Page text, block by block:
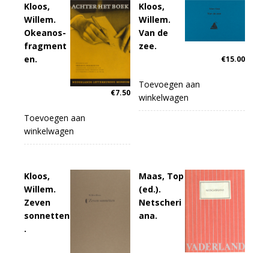
Kloos,
Willem.
Okeanos-
fragment
en.
€7.50
Toevoegen aan
winkelwagen
Kloos,
Willem.
Van de
zee.
€15.00
Toevoegen aan
winkelwagen
Kloos,
Willem.
Zeven
sonnetten
.
Maas, Top
(ed.).
Netscheri
ana.